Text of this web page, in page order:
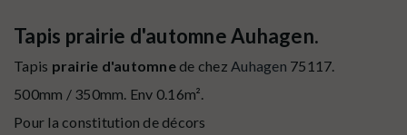
Tapis prairie d'automne Auhagen.
Tapis prairie d'automnede chez Auhagen 75117.
500mm / 350mm. Env 0.16m².
Pour la constitution de décors